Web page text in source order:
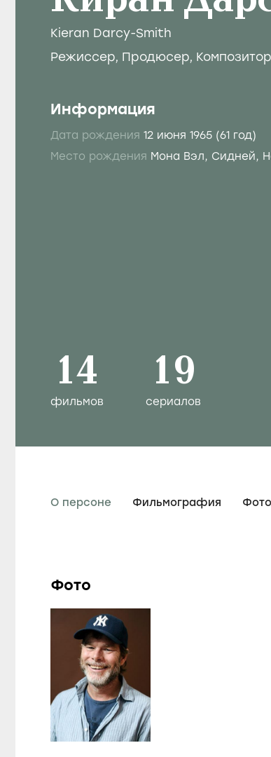
Kieran Darcy-Smith
Режиссер, Продюсер, Композитор
Информация
Дата рождения 12 июня 1965 (61 год)
Место рождения Мона Вэл, Сидней,
14
фильмов
19
сериалов
О персоне Фильмография Фото
Фото